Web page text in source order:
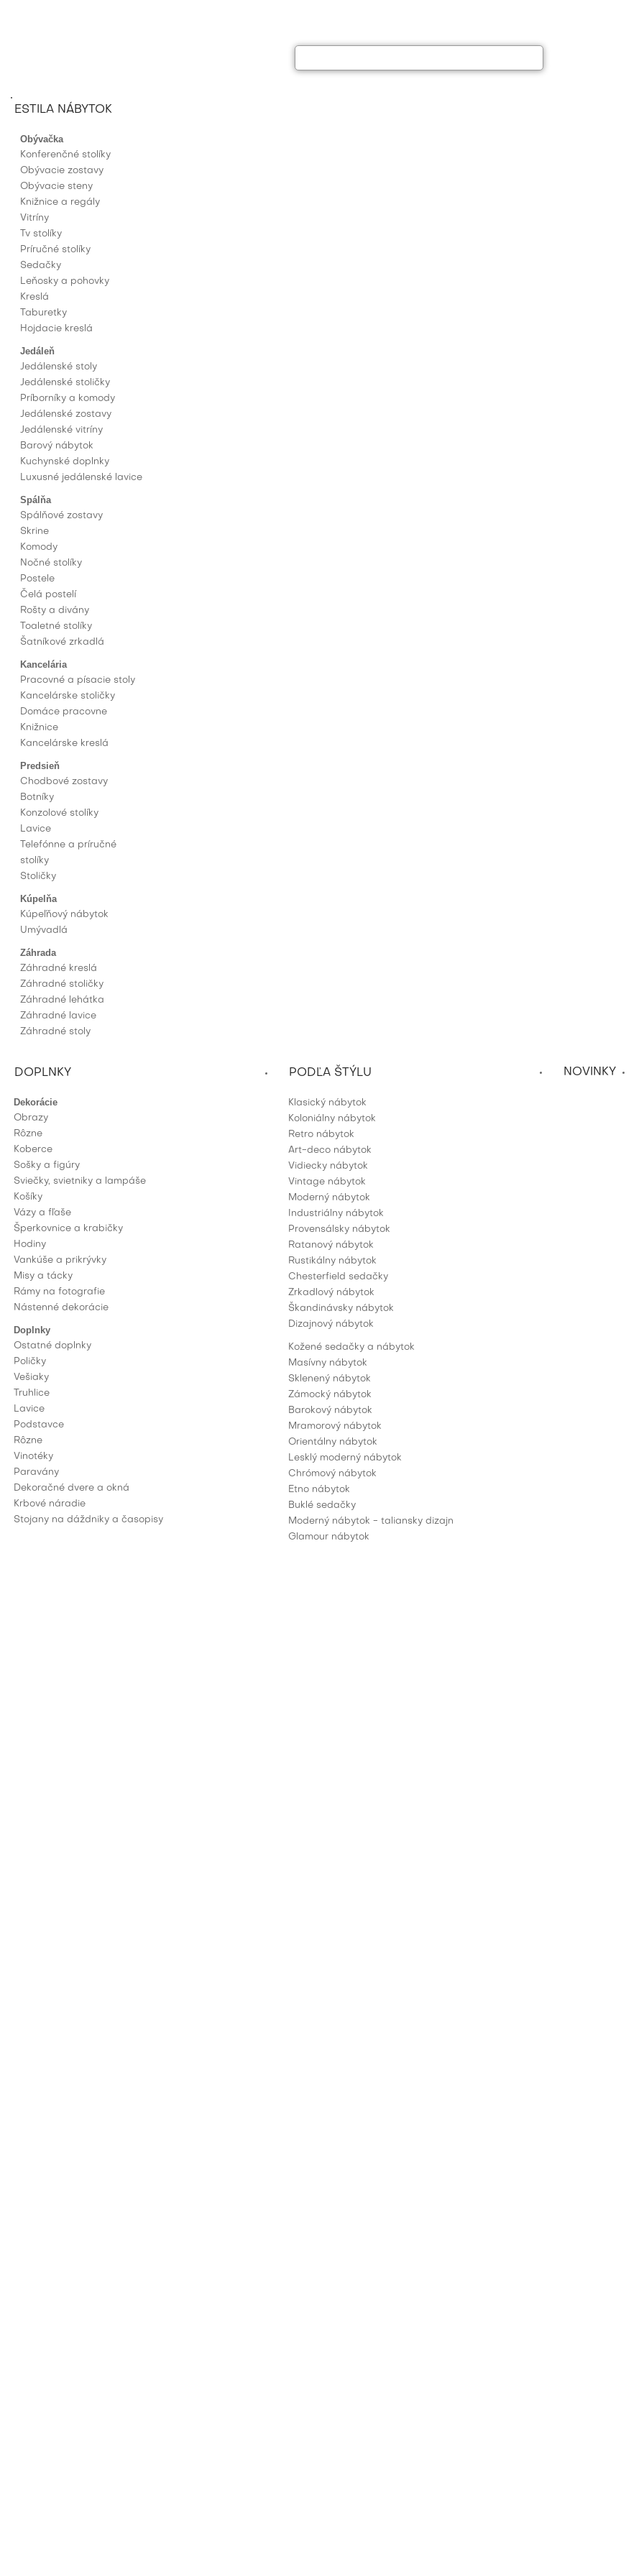
ESTILA NÁBYTOK
Obývačka
Konferenčné stolíky
Obývacie zostavy
Obývacie steny
Knižnice a regály
Vitríny
Tv stolíky
Príručné stolíky
Sedačky
Leňosky a pohovky
Kreslá
Taburetky
Hojdacie kreslá
Jedáleň
Jedálenské stoly
Jedálenské stoličky
Príborníky a komody
Jedálenské zostavy
Jedálenské vitríny
Barový nábytok
Kuchynské doplnky
Luxusné jedálenské lavice
Spálňa
Spálňové zostavy
Skrine
Komody
Nočné stolíky
Postele
Čelá postelí
Rošty a divány
Toaletné stolíky
Šatníkové zrkadlá
Kancelária
Pracovné a písacie stoly
Kancelárske stoličky
Domáce pracovne
Knižnice
Kancelárske kreslá
Predsieň
Chodbové zostavy
Botníky
Konzolové stolíky
Lavice
Telefónne a príručné
stolíky
Stoličky
Kúpelňa
Kúpeľňový nábytok
Umývadlá
Záhrada
Záhradné kreslá
Záhradné stoličky
Záhradné lehátka
Záhradné lavice
Záhradné stoly
DOPLNKY
Dekorácie
Obrazy
Rôzne
Koberce
Sošky a figúry
Sviečky, svietniky a lampáše
Košíky
Vázy a fľaše
Šperkovnice a krabičky
Hodiny
Vankúše a prikrývky
Misy a tácky
Rámy na fotografie
Nástenné dekorácie
Doplnky
Ostatné doplnky
Poličky
Vešiaky
Truhlice
Lavice
Podstavce
Rôzne
Vinotéky
Paravány
Dekoračné dvere a okná
Krbové náradie
Stojany na dáždniky a časopisy
PODĽA ŠTÝLU
Klasický nábytok
Koloniálny nábytok
Retro nábytok
Art-deco nábytok
Vidiecky nábytok
Vintage nábytok
Moderný nábytok
Industriálny nábytok
Provensálsky nábytok
Ratanový nábytok
Rustikálny nábytok
Chesterfield sedačky
Zrkadlový nábytok
Škandinávsky nábytok
Dizajnový nábytok
Kožené sedačky a nábytok
Masívny nábytok
Sklenený nábytok
Zámocký nábytok
Barokový nábytok
Mramorový nábytok
Orientálny nábytok
Lesklý moderný nábytok
Chrómový nábytok
Etno nábytok
Buklé sedačky
Moderný nábytok - taliansky dizajn
Glamour nábytok
NOVINKY